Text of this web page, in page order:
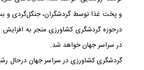
و پخت غذا توسط گردشگران، جنگل‌گردی و
درحوزه گردشگری کشاورزی منجر به
در سراسر جهان خواهد شد.
گردشگری کشاورزی در سراسر جهان درحال